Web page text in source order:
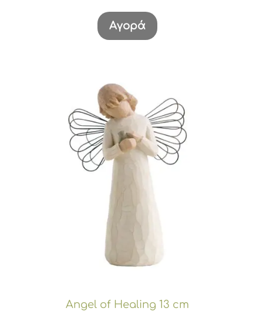
was:
€7.60.
τιμή
είναι:
Αγορά
Angel of Healing 13 cm